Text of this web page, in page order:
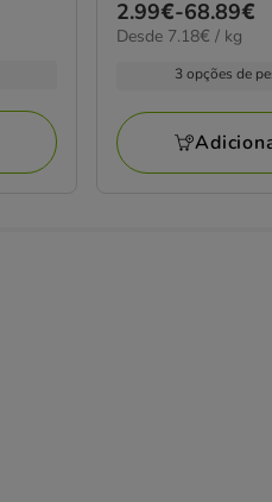
estrelas
com
Preço
de
68.89€
2.99€-68.89€
7.18€
Desde 7.18€ / kg
3 opções de